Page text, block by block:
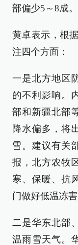
部偏少5～8成。
黄卓表示，根
注四个方面：
一是北方地区
的不利影响。
部和新疆北部
降水偏多，将
雪。建议有关
报，北方农牧
寒、保暖、抗
门做好低温冻
二是华东北部
温雨雪天气。